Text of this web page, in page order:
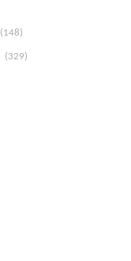
(148)
(329)